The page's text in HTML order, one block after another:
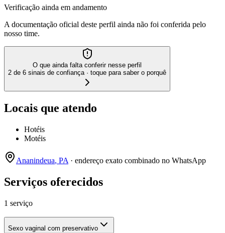
Verificação ainda em andamento
A documentação oficial deste perfil ainda não foi conferida pelo
nosso time.
O que ainda falta conferir nesse perfil
2 de 6 sinais de confiança · toque para saber o porquê
Locais que atendo
Hotéis
Motéis
Ananindeua, PA · endereço exato combinado no WhatsApp
Serviços oferecidos
1 serviço
Sexo vaginal com preservativo